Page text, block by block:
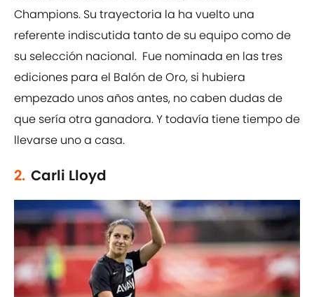
Champions. Su trayectoria la ha vuelto una
referente indiscutida tanto de su equipo como de
su selección nacional. Fue nominada en las tres
ediciones para el Balón de Oro, si hubiera
empezado unos años antes, no caben dudas de
que sería otra ganadora. Y todavía tiene tiempo de
llevarse uno a casa.
2. Carli Lloyd